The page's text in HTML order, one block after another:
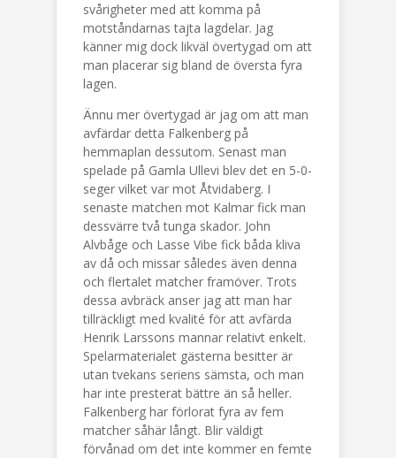
svårigheter med att komma på
motståndarnas tajta lagdelar. Jag
känner mig dock likväl övertygad om att
man placerar sig bland de översta fyra
lagen.
Ännu mer övertygad är jag om att man
avfärdar detta Falkenberg på
hemmaplan dessutom. Senast man
spelade på Gamla Ullevi blev det en 5-0-
seger vilket var mot Åtvidaberg. I
senaste matchen mot Kalmar fick man
dessvärre två tunga skador. John
Alvbåge och Lasse Vibe fick båda kliva
av då och missar således även denna
och flertalet matcher framöver. Trots
dessa avbräck anser jag att man har
tillräckligt med kvalité för att avfärda
Henrik Larssons mannar relativt enkelt.
Spelarmaterialet gästerna besitter är
utan tvekans seriens sämsta, och man
har inte presterat bättre än så heller.
Falkenberg har förlorat fyra av fem
matcher såhär långt. Blir väldigt
förvånad om det inte kommer en femte